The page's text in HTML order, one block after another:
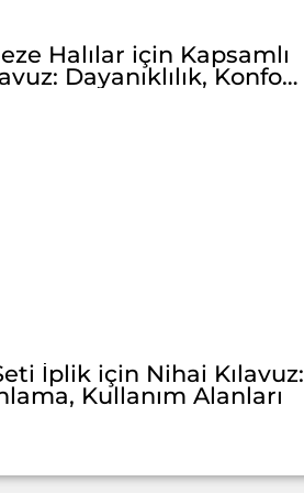
Halılar için Kapsamlı
Dayanıklılık, Konfor
İplik için Nihai Kılavuz:
Kullanım Alanları